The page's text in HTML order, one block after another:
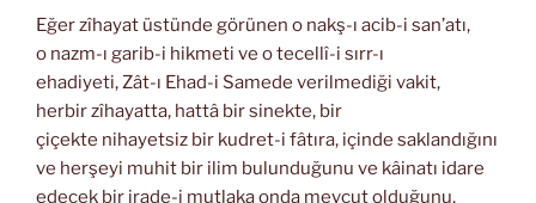
Eğer zîhayat üstünde görünen o nakş-ı acib-i san’atı,
o nazm-ı garib-i hikmeti ve o tecellî-i sırr-ı
ehadiyeti, Zât-ı Ehad-i Samede verilmediği vakit,
herbir zîhayatta, hattâ bir sinekte, bir
çiçekte nihayetsiz bir kudret-i fâtıra, içinde saklandığını
ve herşeyi muhit bir ilim bulunduğunu ve kâinatı idare
edecek bir irade-i mutlaka onda mevcut olduğunu,